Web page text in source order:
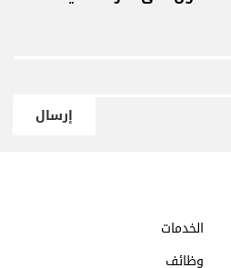
إرسال
الخدمات
وظائف